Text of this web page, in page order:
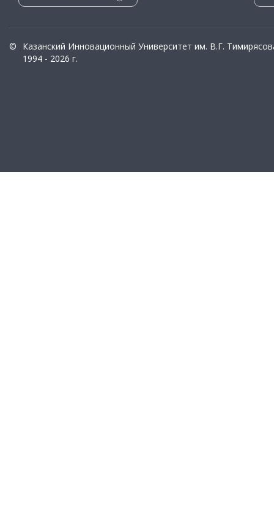
©
Казанский Инновационный Университет им. В.Г.
1994 - 2026 г.